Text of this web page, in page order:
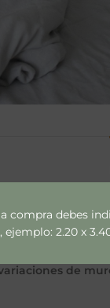
compra debes
2.20 x
de